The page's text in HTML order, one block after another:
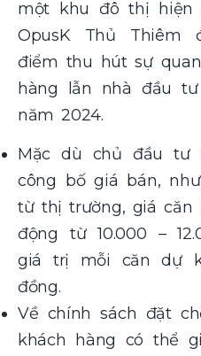
một khu đô thị hiện
OpusK Thủ Thiêm
điểm thu hút sự
hàng lẫn nhà đầu
năm 2024.
Mặc dù chủ đầu tư
công bố giá bán,
từ thị trường, giá căn
động từ 10.000 –
giá trị mỗi căn dự
đồng.
Về chính sách đặt
khách hàng có thể